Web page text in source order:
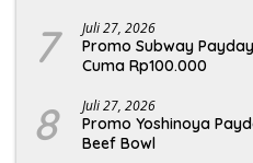
7 Juli 27, 2026
Promo Subway
Cuma Rp100.000
8 Juli 27, 2026
Promo Yoshinoya
Beef Bowl